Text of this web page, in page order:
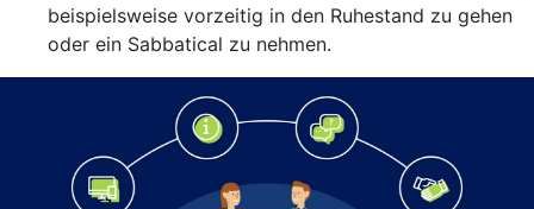
beispielsweise vorzeitig in den Ruhestand zu gehen
oder ein Sabbatical zu nehmen.